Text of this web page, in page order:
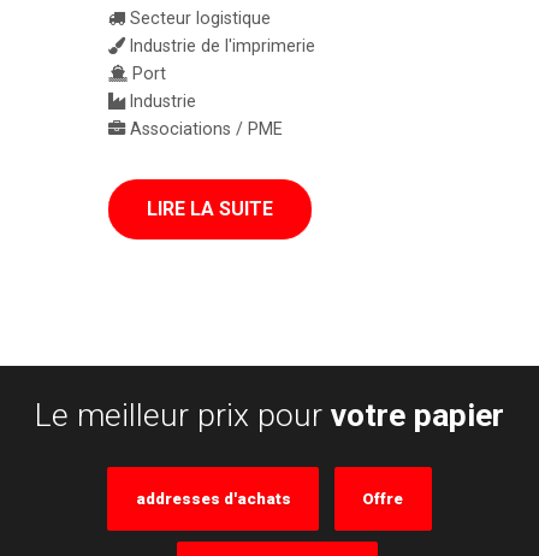
Secteur logistique
Industrie de l'imprimerie
Port
Industrie
Associations / PME
LIRE LA SUITE
Le meilleur prix pour votre papier
addresses d'achats Offre